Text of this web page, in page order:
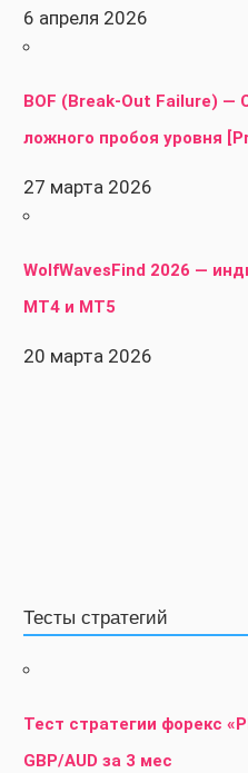
6 апреля 2026
BOF (Break-Out Failure) —
ложного пробоя уровня
27 марта 2026
WolfWavesFind 2026 —
MT4 и MT5
20 марта 2026
Тесты стратегий
Тест стратегии форекс
GBP/AUD за 3 мес